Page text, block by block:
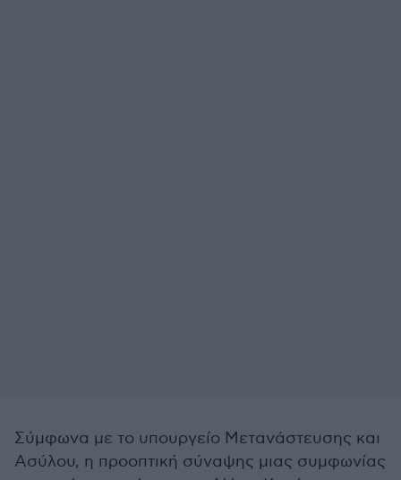
Σύμφωνα με το υπουργείο Μετανάστευσης και
Ασύλου, η προοπτική σύναψης μιας συμφωνίας